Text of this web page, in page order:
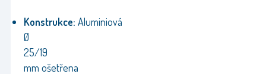
Konstrukce: Aluminiová
Ø
25/19
mm ošetřena